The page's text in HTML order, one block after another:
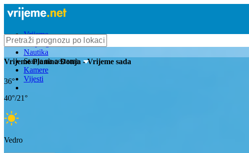
Vrijeme
Bioprognoza
Nautika
Stanje na cestama
Kamere
Vijesti
VrijemePlanina Donja - Vrijeme sada
36°
40°/21°
Vedro